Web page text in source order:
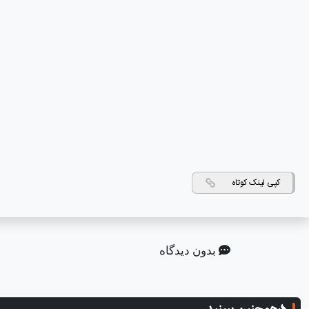
کپی لینک کوتاه
بدون دیدگاه